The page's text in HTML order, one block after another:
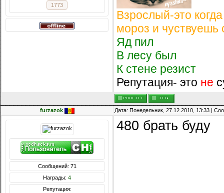
1773
Взрослый-это
мороз и чуствуешь
Яд пил
В лесу был
К стене резист
Репутация- это не
furzazok Дата: Понедельник, 27.12.2010, 13:33 |
Сообщений: 71
Награды: 4
Репутация:
480 брать буду